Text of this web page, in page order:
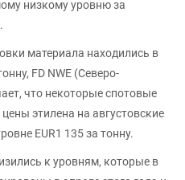
низкому уровню за
.
материала находились в
FD NWE (Северо-
что некоторые спотовые
этилена на августовские
EUR1 135 за тонну.
к уровням, которые в